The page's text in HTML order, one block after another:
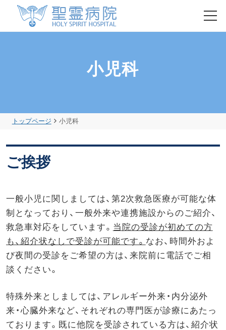
入院のご案内
健康診断・人間ドック
採用情報
各部門のご紹介
外来医師勤務表
小児科
トップページ 小児科
ご挨拶
一般小児に関しましては、第2次救急医療が可能な体
制となっており、一般外来や連携施設からのご紹介、
救急車対応をしています。 当院の受診が初めての方
も、紹介状なしで受診が可能です。 なお、時間外およ
び夜間の受診をご希望の方は、来院前に電話でご相
談ください。
特殊外来としましては、アレルギー外来・内分泌外
来・心臓外来など、それぞれの専門医が診療にあたっ
ております。既に他院を受診されている方は、紹介状